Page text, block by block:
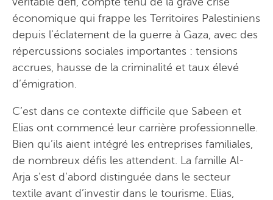
économique qui frappe les Territoires Palestiniens
depuis l’éclatement de la guerre à Gaza, avec des
répercussions sociales importantes : tensions
accrues, hausse de la criminalité et taux élevé
d’émigration.
C’est dans ce contexte difficile que Sabeen et
Elias ont commencé leur carrière professionnelle.
Bien qu’ils aient intégré les entreprises familiales,
de nombreux défis les attendent. La famille Al-
Arja s’est d’abord distinguée dans le secteur
textile avant d’investir dans le tourisme. Elias,